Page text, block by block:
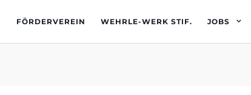
FÖRDERVEREIN WEHRLE-WERK STIF. JOBS